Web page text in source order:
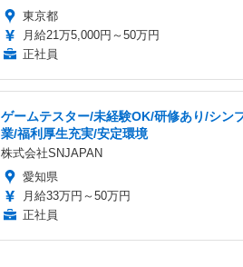
東京都
月給21万5,000円～50万円
正社員
ゲームテスター/未経験OK/研修あり/シン
業/福利厚生充実/安定環境
株式会社SNJAPAN
愛知県
月給33万円～50万円
正社員